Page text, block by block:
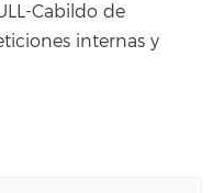
Cabildo de
internas y